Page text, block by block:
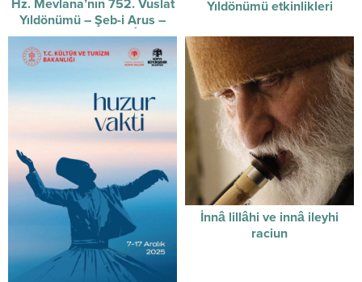
Hz. Mevlana’nın 752. Vuslat
Yıldönümü – Şeb-i Arus –
Sûzidilârâ Mevlevî Âyin-i
Şerif’i
Yıldönümü etkinlikleri
İnnâ lillâhi ve innâ ileyhi
raciun